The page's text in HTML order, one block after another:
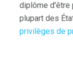
diplôme d'être
plupart des
privilèges de